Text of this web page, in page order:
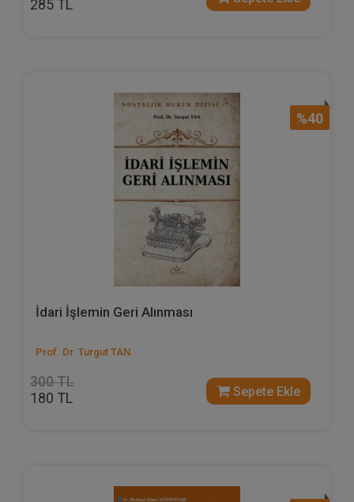
285 TL
%40
İdari İşlemin Geri Alınması
Prof. Dr. Turgut TAN
300 TL
180 TL Sepete Ekle